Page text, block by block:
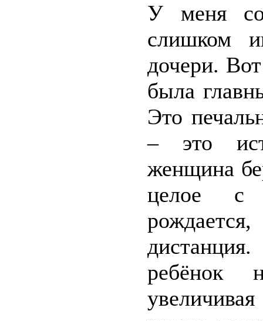
У меня
слишком
дочери.
была
Это
– это
женщина
целое с
ребёнок